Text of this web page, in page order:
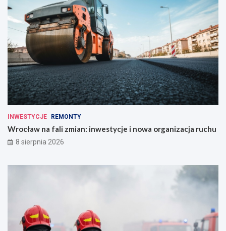
INWESTYCJE REMONTY
Wrocław na fali zmian: inwestycje i nowa organizacja ruchu
8 sierpnia 2026